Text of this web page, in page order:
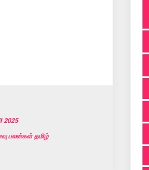
2025
பலன்கள் தமிழ்